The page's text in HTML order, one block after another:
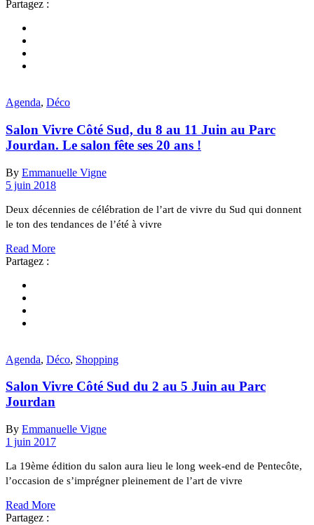
Partagez :
Agenda, Déco
Salon Vivre Côté Sud, du 8 au 11 Juin au Parc
Jourdan. Le salon fête ses 20 ans !
By Emmanuelle Vigne
5 juin 2018
Deux décennies de célébration de l’art de vivre du Sud qui donnent
le ton des tendances de l’été à vivre
Read More
Partagez :
Agenda, Déco, Shopping
Salon Vivre Côté Sud du 2 au 5 Juin au Parc
Jourdan
By Emmanuelle Vigne
1 juin 2017
La 19ème édition du salon aura lieu le long week-end de Pentecôte,
l’occasion de s’imprégner pleinement de l’art de vivre
Read More
Partagez :